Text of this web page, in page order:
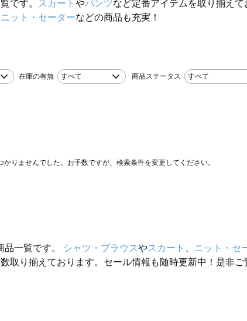
です。 スカート やパンツなど定番アイテムを取り揃えて
ニット・セーターなどの商品も充実！
在庫の有無 すべて 商品ステータス すべて
りませんでした。お手数ですが、検索条件を変更してください。
品一覧です。 シャツ・ブラウスやスカート ニット・セ
取り揃えております。セール情報も随時更新中！是非ご